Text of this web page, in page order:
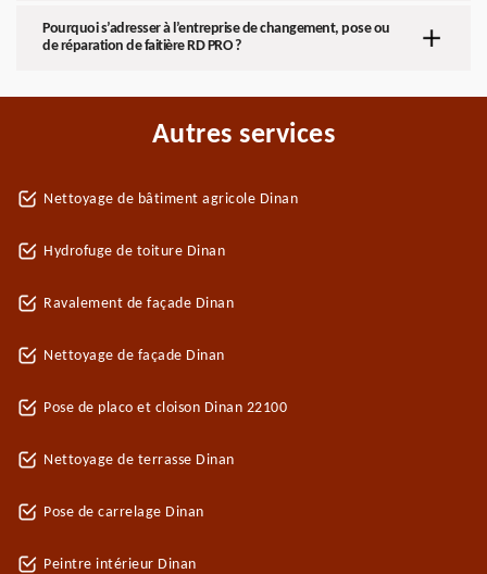
Pourquoi s’adresser à l’entreprise de changement, pose ou
de réparation de faitière RD PRO ?
Autres services
Nettoyage de bâtiment agricole Dinan
Hydrofuge de toiture Dinan
Ravalement de façade Dinan
Nettoyage de façade Dinan
Pose de placo et cloison Dinan 22100
Nettoyage de terrasse Dinan
Pose de carrelage Dinan
Peintre intérieur Dinan